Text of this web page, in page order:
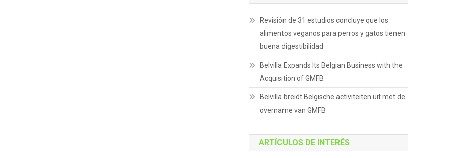
Revisión de 31 estudios concluye que los
alimentos veganos para perros y gatos tienen
buena digestibilidad
Belvilla Expands Its Belgian Business with the
Acquisition of GMFB
Belvilla breidt Belgische activiteiten uit met de
overname van GMFB
ARTÍCULOS DE INTERÉS